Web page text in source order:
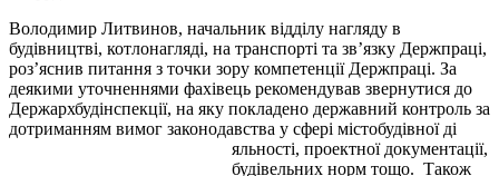
Володимир Литвинов, начальник відділу нагляду в
будівництві, котлонагляді, на транспорті та зв’язку Держпраці,
роз’яснив питання з точки зору компетенції Держпраці. За
деякими уточненнями фахівець рекомендував звернутися до
Держархбудінспекції, на яку покладено державний контроль за
дотриманням вимог законодавства у сфері містобудівної ді
яльності, проектної документації,
будівельних норм тощо. Також